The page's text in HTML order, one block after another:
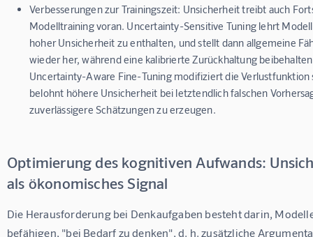
Verbesserungen zur Trainingszeit: Unsicherheit treibt auch
Modelltraining voran. Uncertainty-Sensitive Tuning lehrt
hoher Unsicherheit zu enthalten, und stellt dann allgemeine
wieder her, während eine kalibrierte Zurückhaltung
Uncertainty-Aware Fine-Tuning modifiziert die Verlustfunktion
belohnt höhere Unsicherheit bei letztendlich falschen
zuverlässigere Schätzungen zu erzeugen.
Optimierung des kognitiven Aufwands:
als ökonomisches Signal
Die Herausforderung bei Denkaufgaben besteht darin,
befähigen, "bei Bedarf zu denken", d. h. zusätzliche